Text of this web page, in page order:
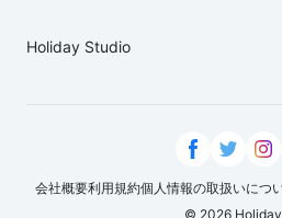
Holiday Studio
会社概要利用規約個人情報の取扱いにつ
© 2026